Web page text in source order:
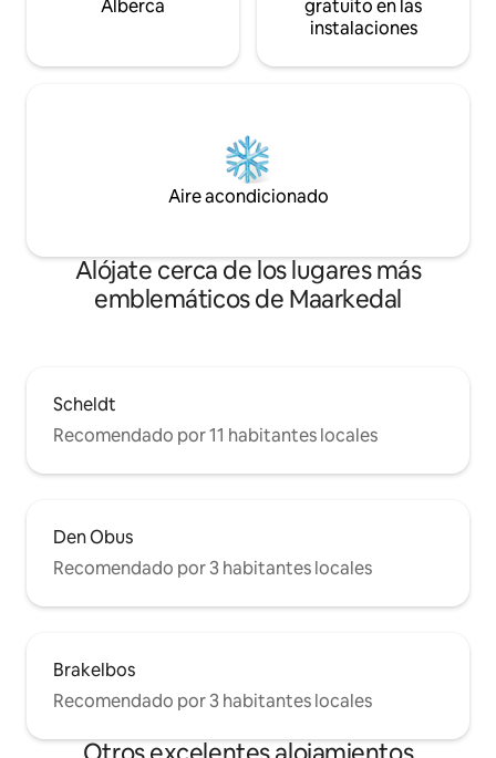
Alberca
gratuito en las
instalaciones
Aire acondicionado
Alójate cerca de los lugares más
emblemáticos de Maarkedal
Scheldt
Recomendado por 11 habitantes locales
Den Obus
Recomendado por 3 habitantes locales
Brakelbos
Recomendado por 3 habitantes locales